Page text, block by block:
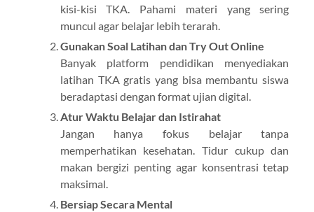
kisi-kisi TKA. Pahami materi yang sering
muncul agar belajar lebih terarah.
Gunakan Soal Latihan dan Try Out Online
Banyak platform pendidikan menyediakan
latihan TKA gratis yang bisa membantu siswa
beradaptasi dengan format ujian digital.
Atur Waktu Belajar dan Istirahat
Jangan hanya fokus belajar tanpa
memperhatikan kesehatan. Tidur cukup dan
makan bergizi penting agar konsentrasi tetap
maksimal.
Bersiap Secara Mental